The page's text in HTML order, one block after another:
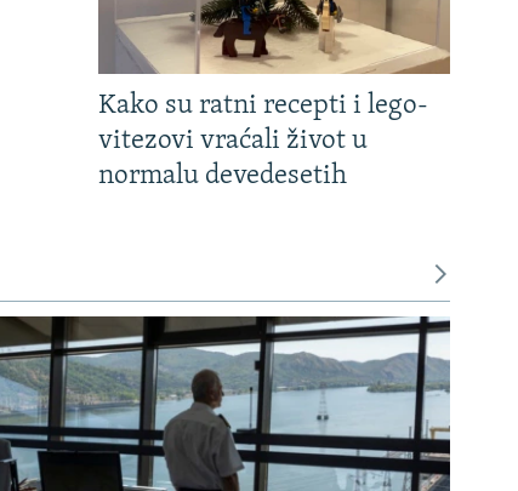
Kako su ratni recepti i lego-
vitezovi vraćali život u
normalu devedesetih